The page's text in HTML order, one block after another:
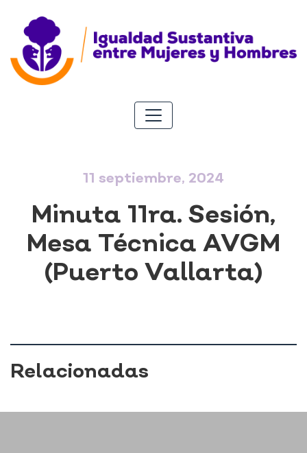
11 septiembre, 2024
Minuta 11ra. Sesión,
Mesa Técnica AVGM
(Puerto Vallarta)
Relacionadas